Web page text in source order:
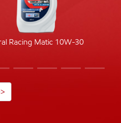
Racing Matic 10W-30